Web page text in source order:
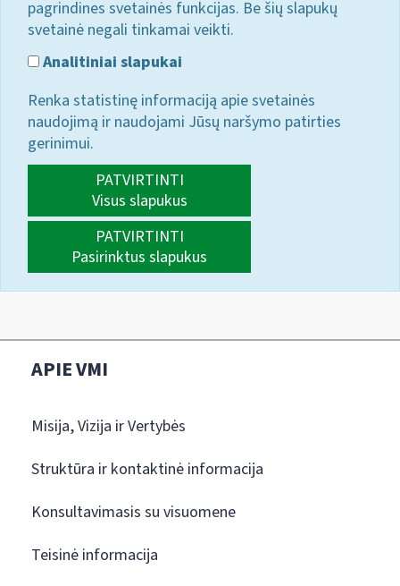
pagrindines svetainės funkcijas. Be šių slapukų
svetainė negali tinkamai veikti.
Analitiniai slapukai
Renka statistinę informaciją apie svetainės
naudojimą ir naudojami Jūsų naršymo patirties
gerinimui.
PATVIRTINTI
Visus slapukus
PATVIRTINTI
Pasirinktus slapukus
APIE VMI
Misija, Vizija ir Vertybės
Struktūra ir kontaktinė informacija
Konsultavimasis su visuomene
Teisinė informacija